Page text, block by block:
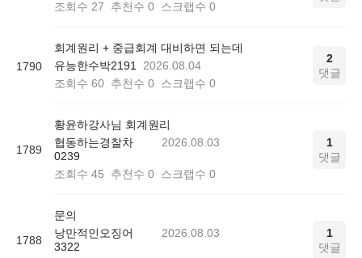
조회수 27 추천수 0 스크랩수 0
1790
회계원리 + 중급회계 대비하면 되는데
유능한수박2191
2026.08.04
조회수 60 추천수 0 스크랩수 0
2
댓글
1789
황윤하강사님 회계원리
협동하는경찰차
0239
2026.08.03
조회수 45 추천수 0 스크랩수 0
1
댓글
1788
문의
낭만적인오징어
3322
2026.08.03
1
댓글